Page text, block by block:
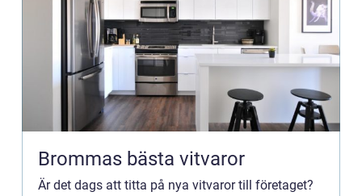
Brommas bästa vitvaror
Är det dags att titta på nya vitvaror till företaget?